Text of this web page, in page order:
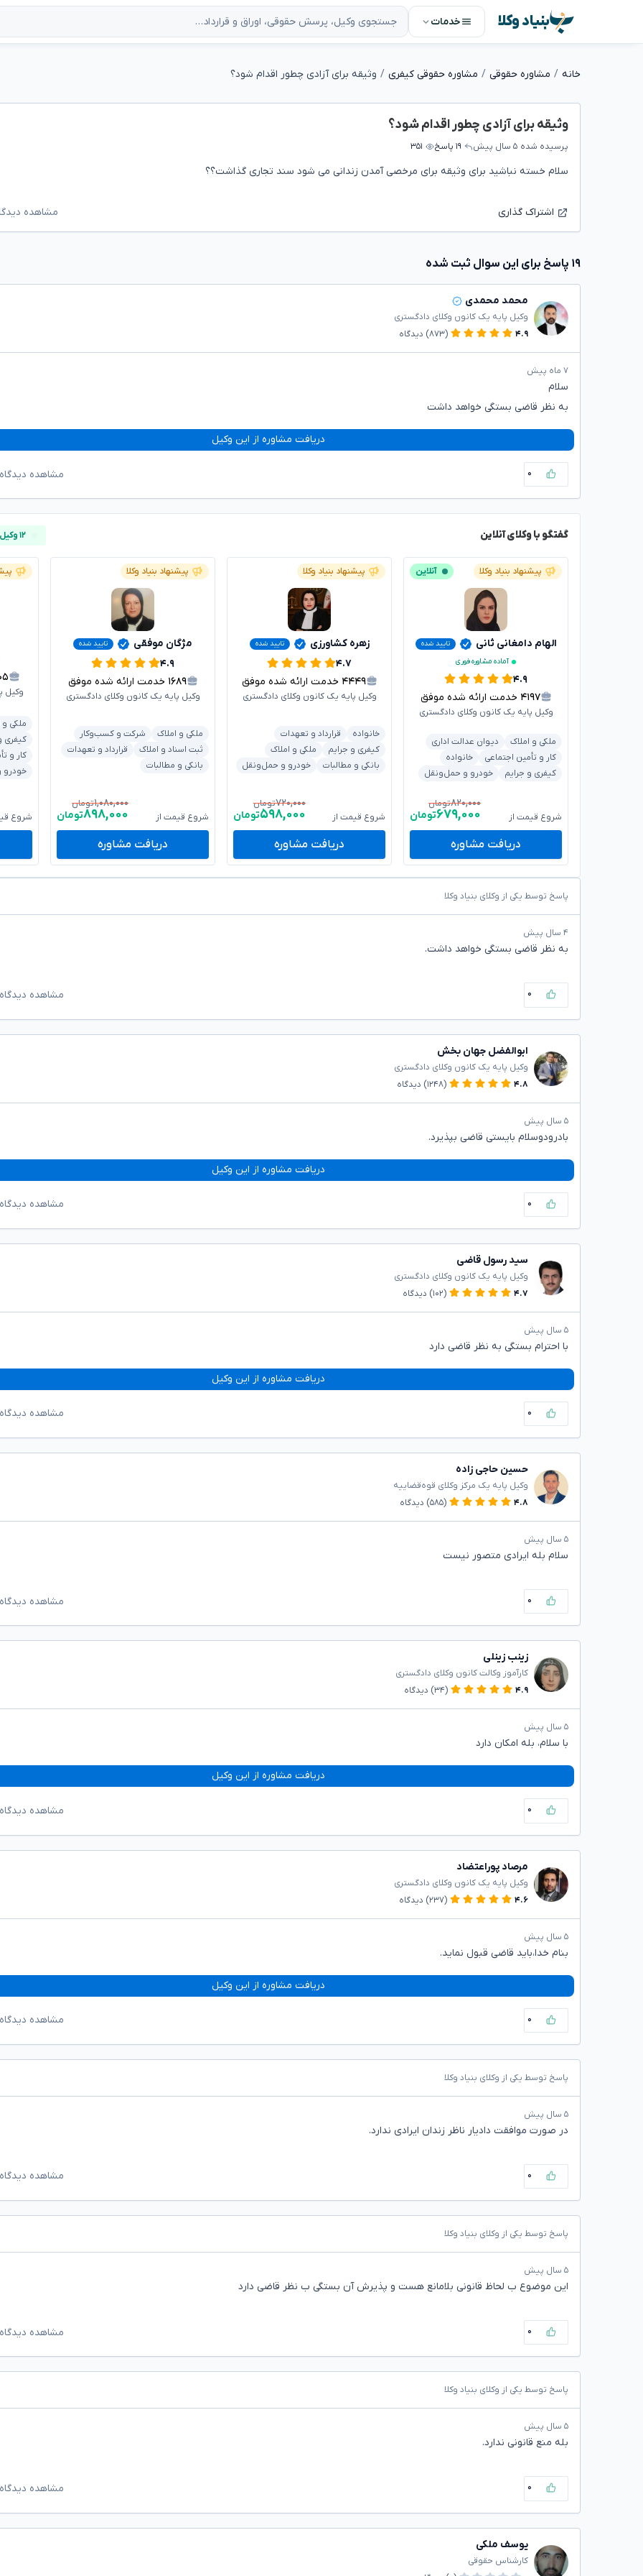
بنیاد وکلا خدمات
خانه مشاوره حقوقی مشاوره حقوقی کیفری وثیقه برای آزادی چطور اقدام شود؟
وثیقه برای آزادی چطور اقدام شود؟
پرسیده شده ۵ سال پیش ۱۹ پاسخ ۳۵۱
سلام خسته نباشید برای وثیقه برای مرخصی آمدن زندانی می شود سند تجاری گذاشت؟؟
اشتراک گذاری مشاهده
۱۹ پاسخ برای این سوال ثبت شده
محمد محمدی
وکیل پایه یک کانون وکلای دادگستری
۴.۹
(۸۷۳) دیدگاه
۷ ماه پیش
سلام
به نظر قاضی بستگی خواهد داشت
دریافت مشاوره از این وکیل
۰ مشاهده
گفتگو با وکلای آنلاین ۱۲ وکیل آنلاین
پیشنهاد بنیاد وکلا آنلاین
الهام دامغانی ثانی
تایید شده
آماده مشاوره فوری
۴.۹
۴۱۹۷ خدمت ارائه شده موفق
وکیل پایه یک کانون وکلای دادگستری
ملکی و املاک
دیوان عدالت اداری
کار و تأمین اجتماعی
خانواده
کیفری و جرایم
خودرو و حمل‌ونقل
شروع قیمت از
۸۲۰,۰۰۰تومان
۶۷۹,۰۰۰تومان
دریافت مشاوره
پیشنهاد بنیاد وکلا
زهره کشاورزی تایید شده
۴.۷
۴۴۴۹ خدمت ارائه شده موفق
وکیل پایه یک کانون وکلای دادگستری
خانواده
قرارداد و تعهدات
کیفری و جرایم
ملکی و املاک
بانکی و مطالبات
خودرو و حمل‌ونقل
شروع قیمت از
۷۲۰,۰۰۰تومان
۵۹۸,۰۰۰تومان
دریافت مشاوره
پیشنهاد بنیاد وکلا
مژگان موفقی تایید شده
۴.۹
۱۶۸۹ خدمت ارائه شده موفق
وکیل پایه یک کانون وکلای دادگستری
ملکی و املاک
شرکت و کسب‌وکار
ثبت اسناد و املاک
قرارداد و تعهدات
بانکی و مطالبات
شروع قیمت از
۱,۰۸۰,۰۰۰تومان
۸۹۸,۰۰۰تومان
دریافت مشاوره
وکیل
ملکی و
کیفری
کار و
خودرو
شروع
پاسخ توسط یکی از وکلای بنیاد وکلا
۴ سال پیش
به نظر قاضی بستگی خواهد داشت.
۰ مشاهده
ابوالفضل جهان بخش
وکیل پایه یک کانون وکلای دادگستری
۴.۸
(۱۲۴۸) دیدگاه
۵ سال پیش
بادرودوسلام بایستی قاضی بپذیرد.
دریافت مشاوره از این وکیل
۰ مشاهده
سید رسول قاضی
وکیل پایه یک کانون وکلای دادگستری
۴.۷
(۱۰۲) دیدگاه
۵ سال پیش
با احترام بستگی به نظر قاضی دارد
دریافت مشاوره از این وکیل
۰ مشاهده
حسین حاجی زاده
وکیل پایه یک مرکز وکلای قوه‌قضاییه
۴.۸
(۵۸۵) دیدگاه
۵ سال پیش
سلام بله ایرادی متصور نیست
۰ مشاهده
زینب زینلی
کارآموز وکالت کانون وکلای دادگستری
۴.۹
(۳۴) دیدگاه
۵ سال پیش
با سلام، بله امکان دارد
دریافت مشاوره از این وکیل
۰ مشاهده
مرصاد پوراعتضاد
وکیل پایه یک کانون وکلای دادگستری
۴.۶
(۲۳۷) دیدگاه
۵ سال پیش
بنام خدا،باید قاضی قبول نماید.
دریافت مشاوره از این وکیل
۰ مشاهده
پاسخ توسط یکی از وکلای بنیاد وکلا
۵ سال پیش
در صورت موافقت دادیار ناظر زندان ایرادی ندارد.
۰ مشاهده
پاسخ توسط یکی از وکلای بنیاد وکلا
۵ سال پیش
این موضوع ب لحاظ قانونی بلامانع هست و پذیرش آن بستگی ب نظر قاضی دارد
۰ مشاهده
پاسخ توسط یکی از وکلای بنیاد وکلا
۵ سال پیش
بله منع قانونی ندارد.
۰ مشاهده
یوسف ملکی
کارشناس حقوقی